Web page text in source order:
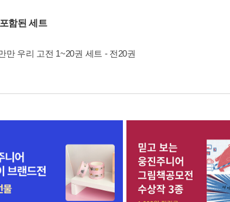
함된 세트
만 우리 고전 1~20권 세트 - 전20권